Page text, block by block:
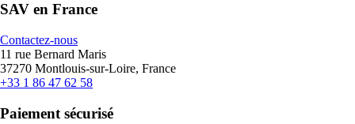
SAV en France
Contactez-nous
11 rue Bernard Maris
37270 Montlouis-sur-Loire, France
+33 1 86 47 62 58
Paiement sécurisé